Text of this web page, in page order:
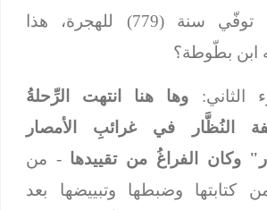
من المخالفين، توفّي سنة (779) للهجرة، هذا
ابن بطّوطة؟
الثاني:
وها هنا انتهت الرِّحلةُ
النُظَّار في غرائبِ الأمصار
وكان الفراغُ من تقييدها- من
كتابتها وضبطها وتبييضها بعد